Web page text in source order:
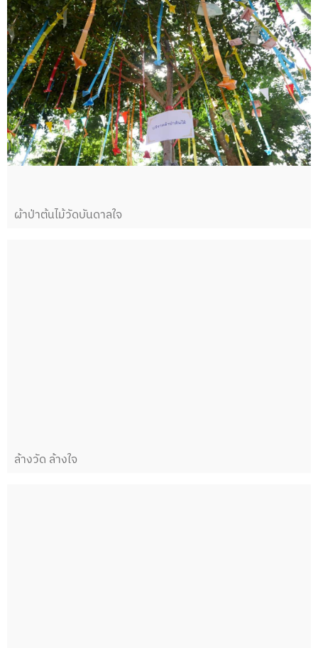
ผ้าป่าต้นไม้วัดบันดาลใจ
ล้างวัด ล้างใจ